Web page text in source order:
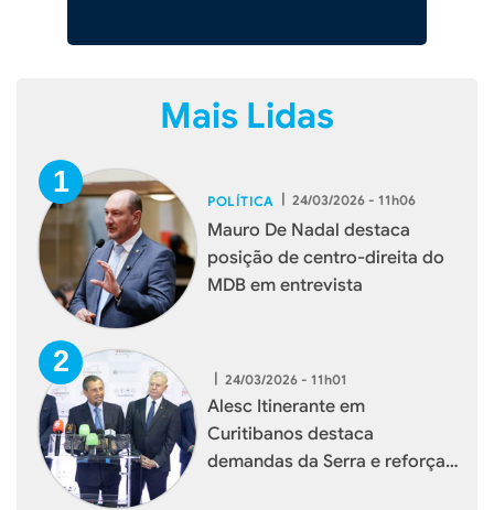
Mais Lidas
POLÍTICA | 24/03/2026 - 11h06
Mauro De Nadal destaca
posição de centro-direita do
MDB em entrevista
| 24/03/2026 - 11h01
Alesc Itinerante em
Curitibanos destaca
demandas da Serra e reforça